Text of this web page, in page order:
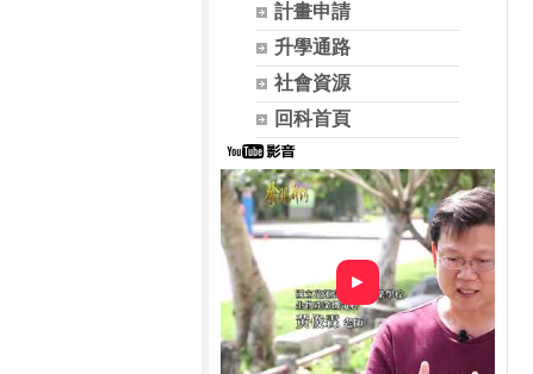
計畫申請
升學通路
社會資源
回科首頁
►